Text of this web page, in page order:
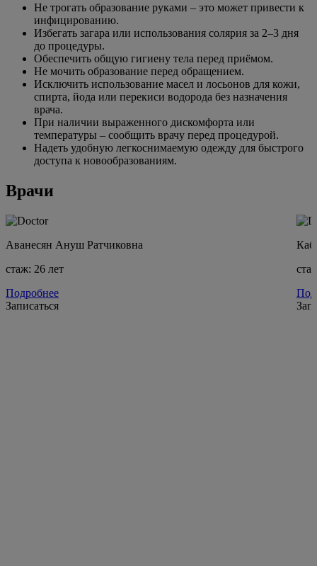
Не трогать образование руками – это может привести к
инфицированию.
Избегать загара или использования солярия за 2–3 дня
до процедуры.
Обеспечить общую гигиену тела перед приёмом.
Не мочить образование перед обращением.
Исключить использование масел и лосьонов для кожи,
спирта, йода или перекиси водорода без назначения
врача.
При наличии выраженного дискомфорта или
температуры – сообщить врачу перед процедурой.
Надеть удобную легкоснимаемую одежду для быстрого
доступа к новообразованиям.
Врачи
Аванесян Ануш Ратчиковна
стаж: 26 лет
Подробнее
Записаться